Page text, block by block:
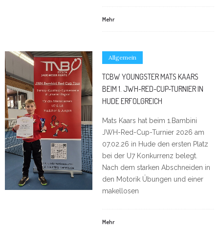
Mehr
Allgemein
TCBW YOUNGSTER MATS KAARS
BEIM 1. JWH-RED-CUP-TURNIER IN
HUDE ERFOLGREICH
Mats Kaars hat beim 1.Bambini
JWH-Red-Cup-Turnier 2026 am
07.02.26 in Hude den ersten Platz
bei der U7 Konkurrenz belegt.
Nach dem starken Abschneiden in
den Motorik Übungen und einer
makellosen
Mehr